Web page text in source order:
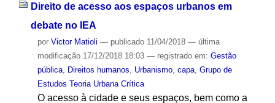
Direito de acesso aos espaços urbanos em
debate no IEA
por Victor Matioli — publicado11/04/2018 — última
modificação17/12/2018 18:03 — registrado em: Gestão
pública, Direitos humanos Urbanismo, capa, Grupo de
Estudos Teoria Urbana Crítica
O acesso à cidade e seus espaços, bem como a